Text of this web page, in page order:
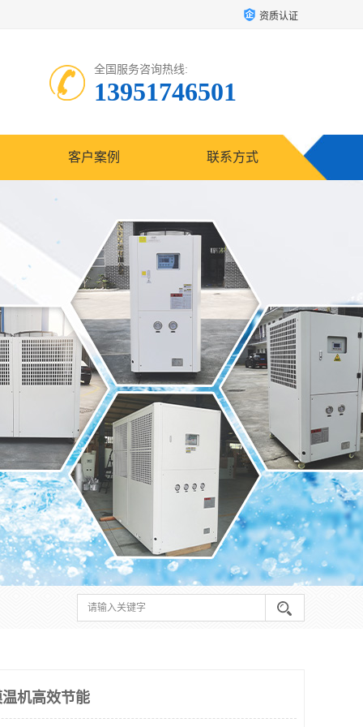
资质认证
全国服务咨询热线:
13951746501
客户案例 联系方式
机高效节能